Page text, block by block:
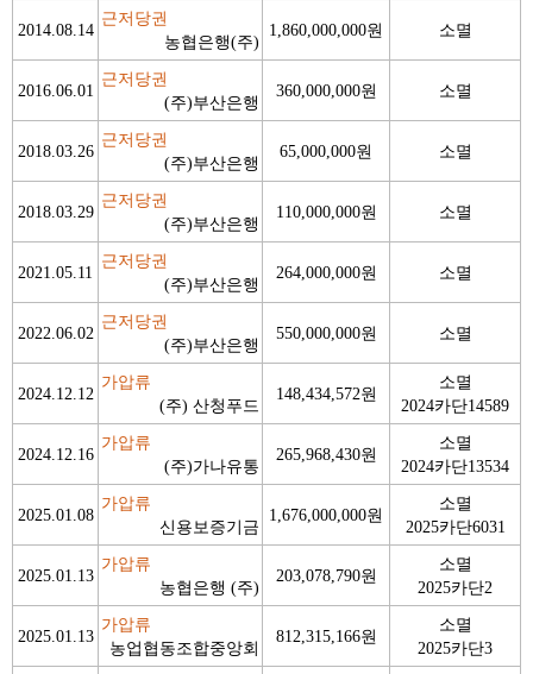
2014.08.14
근저당권
농협은행(주)
1,860,000,000원 소멸
2016.06.01
근저당권
(주)부산은행
360,000,000원 소멸
2018.03.26
근저당권
(주)부산은행
65,000,000원 소멸
2018.03.29
근저당권
(주)부산은행
110,000,000원 소멸
2021.05.11
근저당권
(주)부산은행
264,000,000원 소멸
2022.06.02
근저당권
(주)부산은행
550,000,000원 소멸
2024.12.12
가압류
(주) 산청푸드
148,434,572원
소멸
2024카단14589
2024.12.16
가압류
(주)가나유통
265,968,430원
소멸
2024카단13534
2025.01.08
가압류
신용보증기금
1,676,000,000원
소멸
2025카단6031
2025.01.13
가압류
농협은행 (주)
203,078,790원
소멸
2025카단2
2025.01.13
가압류
농업협동조합중앙회
812,315,166원
소멸
2025카단3